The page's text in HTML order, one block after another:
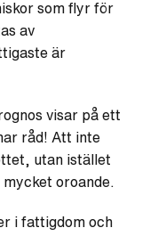
som flyr för
av
är
visar på ett
råd! Att inte
utan istället
oroande.
i fattigdom och